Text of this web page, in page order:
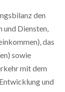
den
und Diensten,
das
sowie
mit dem
und